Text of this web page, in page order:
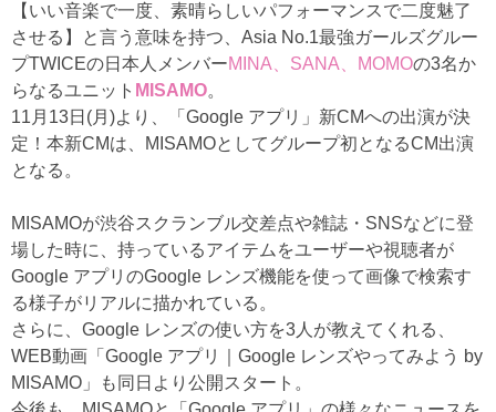
【いい音楽で一度、素晴らしいパフォーマンスで二度魅了
させる】と言う意味を持つ、Asia No.1最強ガールズグルー
プTWICEの日本人メンバーMINA、SANA、MOMOの3名か
らなるユニット MISAMO。
11月13日(月)より、「Google アプリ」新CMへの出演が決
定！本新CMは、MISAMOとしてグループ初となるCM出演
となる。
MISAMOが渋谷スクランブル交差点や雑誌・SNSなどに登
場した時に、持っているアイテムをユーザーや視聴者が
Google アプリのGoogle レンズ機能を使って画像で検索す
る様子がリアルに描かれている。
さらに、Google レンズの使い方を3人が教えてくれる、
WEB動画「Google アプリ｜Google レンズやってみよう by
MISAMO」も同日より公開スタート。